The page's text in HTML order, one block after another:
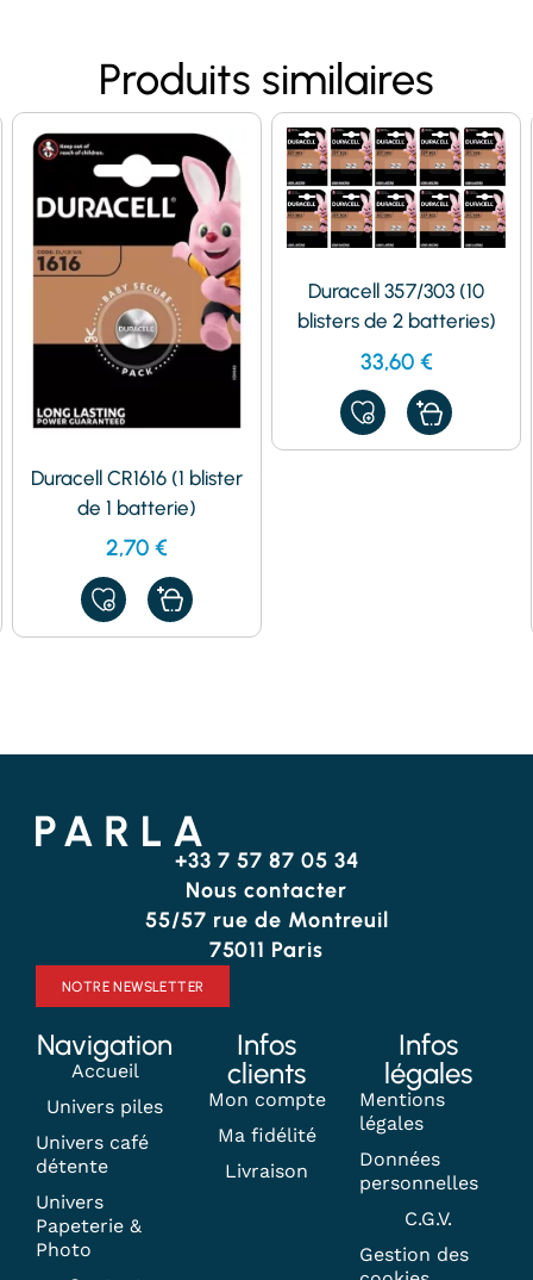
Produits similaires
Duracell CR1616 (1 blister
de 1 batterie)
2,70 €
AJOUTER
À
MES
Duracell 357/303 (10
blisters de 2 batteries)
33,60 €
AJOUTER
À
MES
+33 7 57 87 05 34
Nous contacter
55/57 rue de Montreuil
75011 Paris
NOTRE NEWSLETTER
Navigation
Accueil
Univers piles
Univers café
détente
Univers
Papeterie &
Photo
Infos
clients
Mon compte
Ma fidélité
Livraison
Infos
légales
Mentions
légales
Données
personnelles
C.G.V.
Gestion des